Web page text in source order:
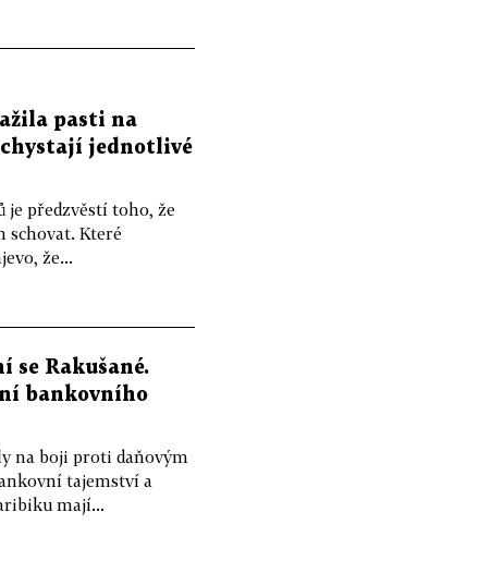
pasti na
chystají jednotlivé
předzvěstí toho, že
schovat. Které
že...
se Rakušané.
bankovního
na boji proti daňovým
tajemství a
mají...